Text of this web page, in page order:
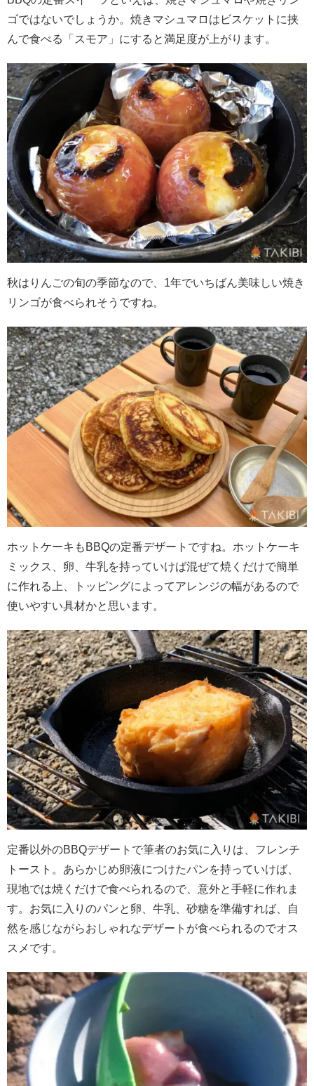
ゴではないでしょうか。焼きマシュマロはビスケットに挟
んで食べる「スモア」にすると満足度が上がります。
秋はりんごの旬の季節なので、 1年でいちばん美味しい焼き
リンゴが食べられそうですね。
ホットケーキも BBQの定番デザートですね。ホットケーキ
ミックス、卵、牛乳を持っていけば混ぜて焼くだけで簡単
に作れる上、トッピングによってアレンジの幅があるので
使いやすい具材かと思います。
定番以外のBBQデザートで筆者のお気に入りは、フレンチ
トースト。あらかじめ卵液につけたパンを持っていけば、
現地では焼くだけで食べられるので、意外と手軽に作れま
す。お気に入りのパンと卵、牛乳、砂糖を準備すれば、自
然を感じながらおしゃれなデザートが食べられるのでオス
スメです。